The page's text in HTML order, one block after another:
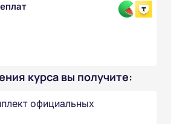
курса вы получите:
официальных